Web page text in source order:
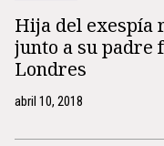
Hija del exespía
junto a su padre
Londres
abril 10, 2018